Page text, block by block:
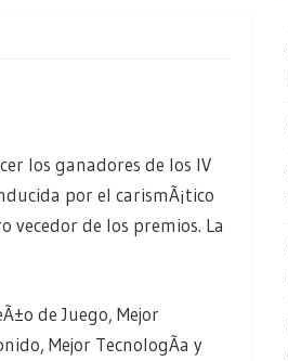
los ganadores de los IV
por el carismÃ¡tico
vecedor de los premios. La
de Juego, Mejor
Mejor TecnologÃ­a y